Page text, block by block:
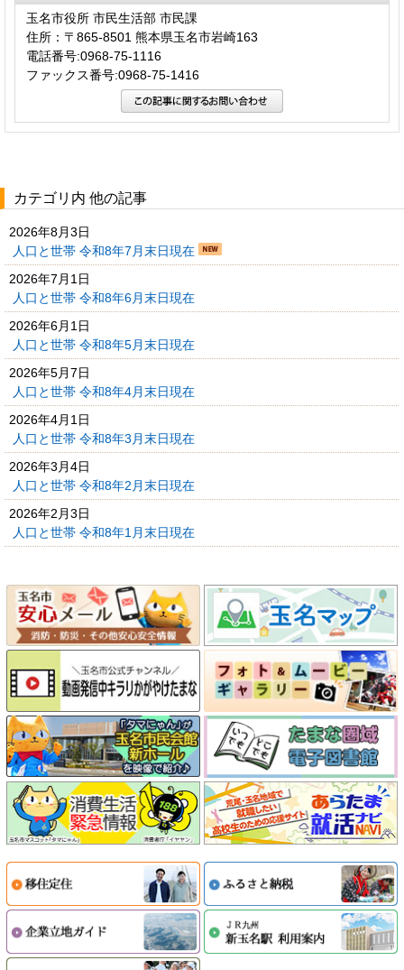
玉名市役所 市民生活部 市民課
住所：〒865-8501 熊本県玉名市岩崎163
電話番号:0968-75-1116
ファックス番号:0968-75-1416
カテゴリ内 他の記事
2026年8月3日
人口と世帯 令和8年7月末日現在
2026年7月1日
人口と世帯 令和8年6月末日現在
2026年6月1日
人口と世帯 令和8年5月末日現在
2026年5月7日
人口と世帯 令和8年4月末日現在
2026年4月1日
人口と世帯 令和8年3月末日現在
2026年3月4日
人口と世帯 令和8年2月末日現在
2026年2月3日
人口と世帯 令和8年1月末日現在